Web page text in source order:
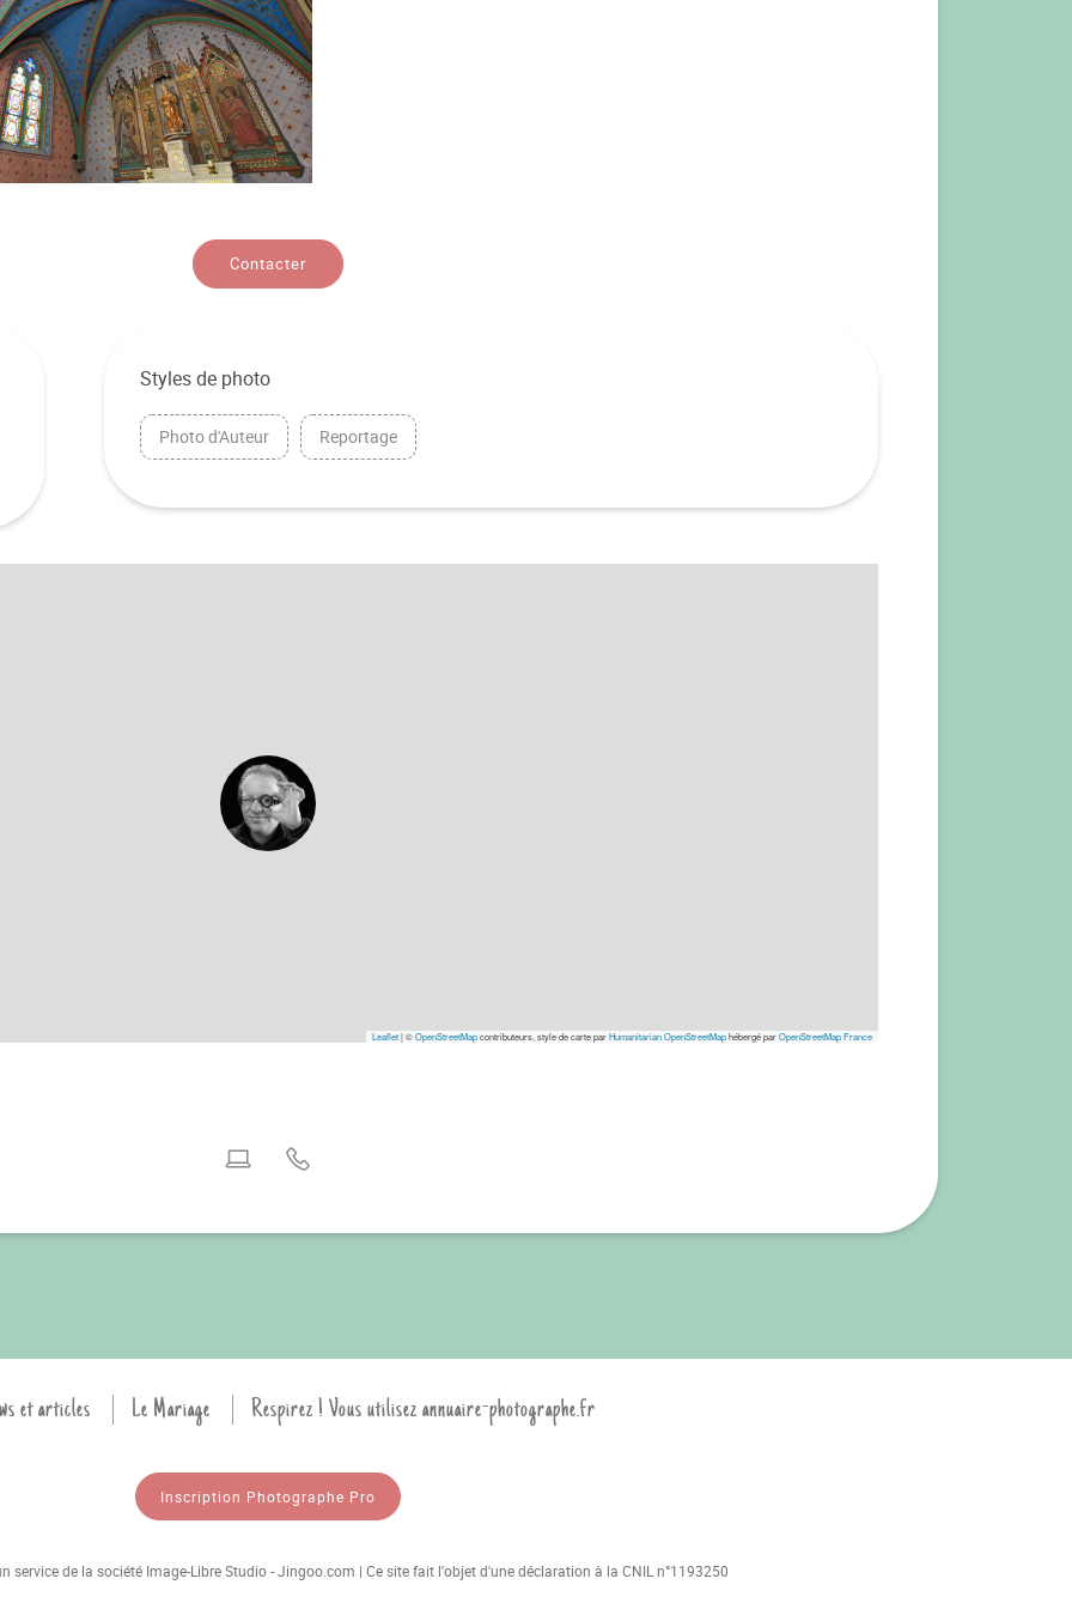
Contacter
Styles de photo
Photo d'Auteur Reportage
Leaflet|©OpenStreetMapcontributeurs, style de carte parHumanitarian OpenStreetMaphébergé parOpenStreetMap France
et articles Le Mariage Respirez ! Vous utilisez annuaire-photographe.fr
Inscription Photographe Pro
service de la société Image-Libre Studio - Jingoo.com | Ce site fait l'objet d'une déclaration à la CNIL n°1193250